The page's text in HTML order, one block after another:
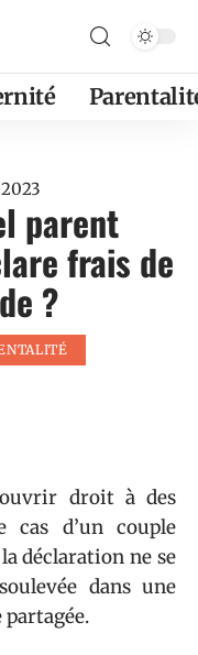
parent
frais de
?
droit à des
cas d’un couple
déclaration ne se
dans une